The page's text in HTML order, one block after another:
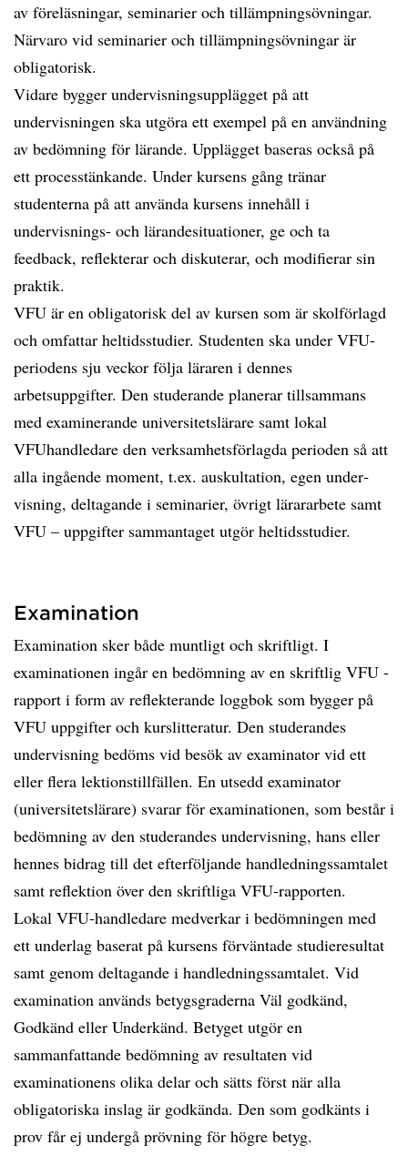
av föreläsningar, seminarier och tillämpningsövningar.
Närvaro vid seminarier och tillämpningsövningar är
obligatorisk.
Vidare bygger undervisningsupplägget på att
undervisningen ska utgöra ett exempel på en användning
av bedömning för lärande. Upplägget baseras också på
ett processtänkande. Under kursens gång tränar
studenterna på att använda kursens innehåll i
undervisnings- och lärandesituationer, ge och ta
feedback, reflekterar och diskuterar, och modifierar sin
praktik.
VFU är en obligatorisk del av kursen som är skolförlagd
och omfattar heltidsstudier. Studenten ska under VFU-
periodens sju veckor följa läraren i dennes
arbetsuppgifter. Den studerande planerar tillsammans
med examinerande universitetslärare samt lokal
VFUhandledare den verksamhetsförlagda perioden så att
alla ingående moment, t.ex. auskultation, egen under­
visning, deltagande i seminarier, övrigt lärararbete samt
VFU – uppgifter sammantaget utgör heltidsstudier.
Examination
Examination sker både muntligt och skriftligt. I
examinationen ingår en bedömning av en skriftlig VFU -
rapport i form av reflekterande loggbok som bygger på
VFU uppgifter och kurslitteratur. Den studerandes
undervisning bedöms vid besök av examinator vid ett
eller flera lektionstillfällen. En utsedd examinator
(universitetslärare) svarar för examinationen, som består i
bedömning av den studerandes undervisning, hans eller
hennes bidrag till det efterföljande handledningssamtalet
samt reflektion över den skriftliga VFU-rapporten.
Lokal VFU-handledare medverkar i bedömningen med
ett underlag baserat på kursens förväntade studieresultat
samt genom deltagande i handledningssamtalet. Vid
examination används betygsgraderna Väl godkänd,
Godkänd eller Under­känd. Betyget utgör en
sammanfattande bedömning av resultaten vid
examinationens olika delar och sätts först när alla
obligatoriska inslag är godkända. Den som godkänts i
prov får ej undergå prövning för högre betyg.